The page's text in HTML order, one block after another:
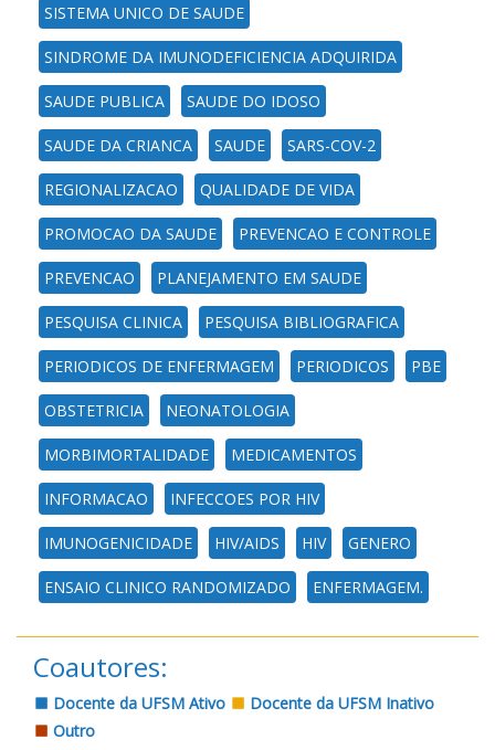
SISTEMA UNICO DE SAUDE
SINDROME DA IMUNODEFICIENCIA ADQUIRIDA
SAUDE PUBLICA SAUDE DO IDOSO
SAUDE DA CRIANCA SAUDE SARS-COV-2
REGIONALIZACAO QUALIDADE DE VIDA
PROMOCAO DA SAUDE PREVENCAO E CONTROLE
PREVENCAO PLANEJAMENTO EM SAUDE
PESQUISA CLINICA PESQUISA BIBLIOGRAFICA
PERIODICOS DE ENFERMAGEM PERIODICOS PBE
OBSTETRICIA NEONATOLOGIA
MORBIMORTALIDADE MEDICAMENTOS
INFORMACAO INFECCOES POR HIV
IMUNOGENICIDADE HIV/AIDS HIV GENERO
ENSAIO CLINICO RANDOMIZADO ENFERMAGEM.
Coautores:
Docente da UFSM Ativo
Docente da UFSM Inativo
Outro